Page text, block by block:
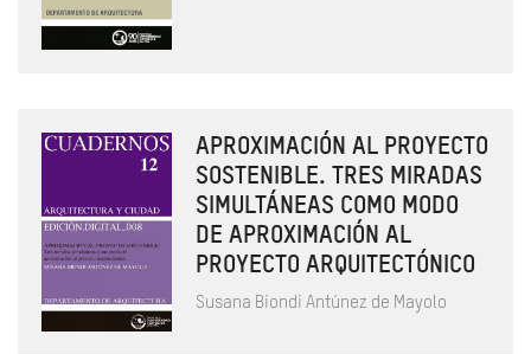
APROXIMACIÓN AL PROYECTO
SOSTENIBLE. TRES MIRADAS
SIMULTÁNEAS COMO MODO
DE APROXIMACIÓN AL
PROYECTO ARQUITECTÓNICO
Susana Biondi Antúnez de Mayolo